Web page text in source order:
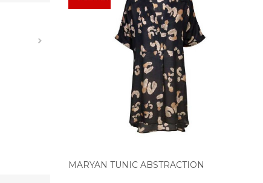
MARYAN TUNIC ABSTRACTION